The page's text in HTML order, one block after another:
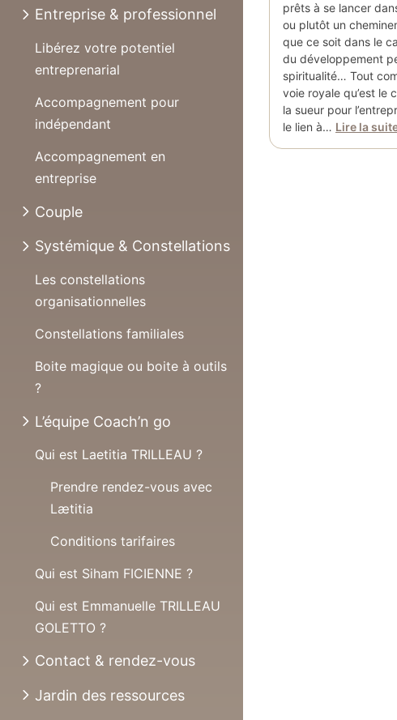
Entreprise & professionnel
Libérez votre potentiel
entreprenarial
Accompagnement pour
indépendant
Accompagnement en
entreprise
Couple
Systémique & Constellations
Les constellations
organisationnelles
Constellations familiales
Boite magique ou boite à outils
?
L’équipe Coach’n go
Qui est Laetitia TRILLEAU ?
Prendre rendez-vous avec
Lætitia
Conditions tarifaires
Qui est Siham FICIENNE ?
Qui est Emmanuelle TRILLEAU
GOLETTO ?
Contact & rendez-vous
Jardin des ressources
prêts à se lancer
ou plutôt un
que ce soit dans le
du développement
spiritualité… Tout
voie royale qu’est le
la sueur pour
le lien à… Lire la